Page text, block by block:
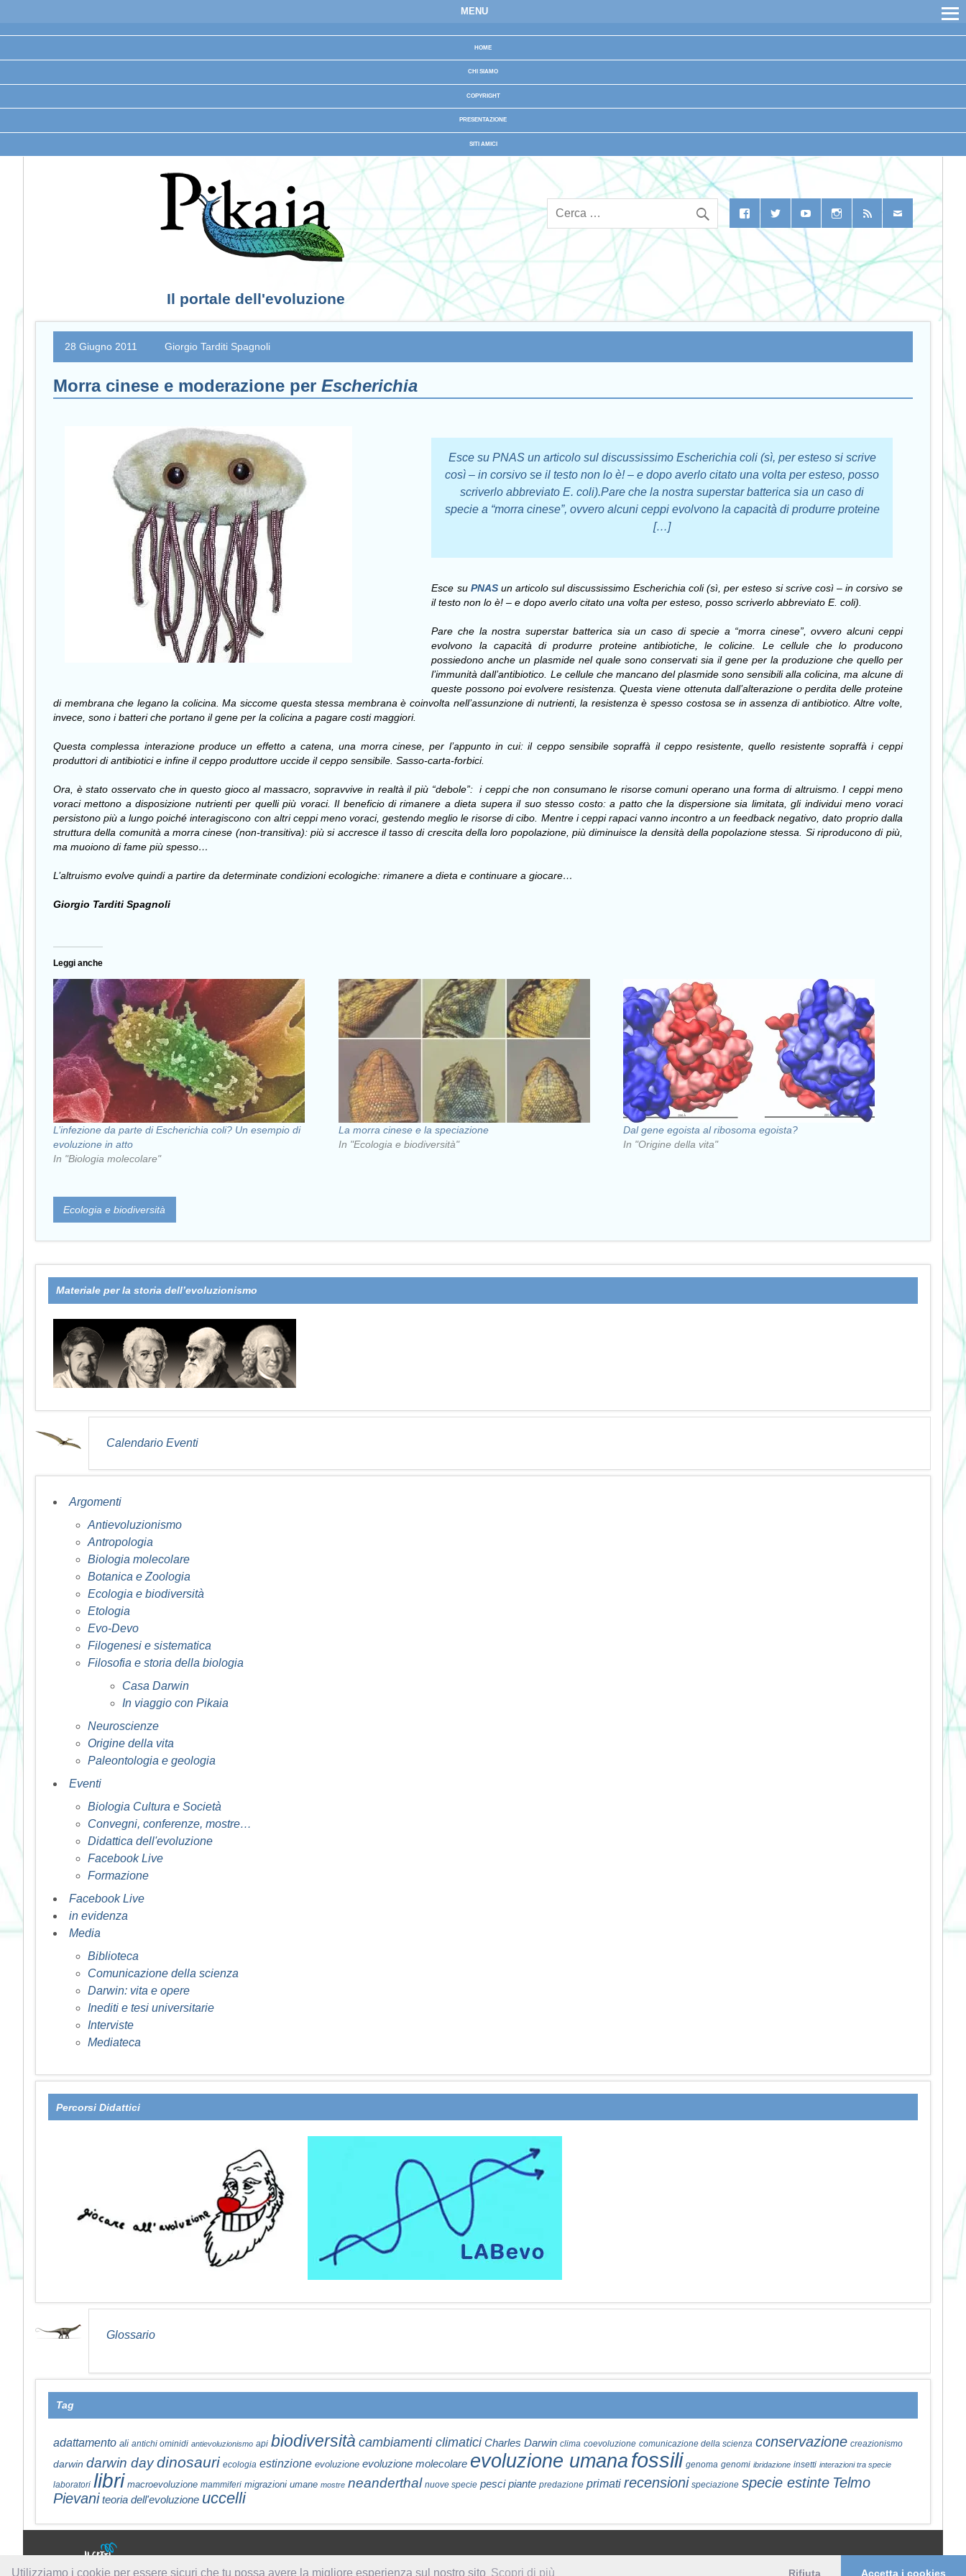
Utilizziamo i cookie per essere sicuri che tu possa avere la migliore esperienza sul nostro sito Scopri di più Rifiuta Accetta i cookies
MENU
HOME
CHI SIAMO
COPYRIGHT
PRESENTAZIONE
SITI AMICI
Il portale dell'evoluzione
28 Giugno 2011 Giorgio Tarditi Spagnoli
Morra cinese e moderazione per Escherichia
Esce su PNAS un articolo sul discussissimo Escherichia coli (sì, per esteso si scrive
così – in corsivo se il testo non lo è! – e dopo averlo citato una volta per esteso, posso
scriverlo abbreviato E. coli).Pare che la nostra superstar batterica sia un caso di
specie a “morra cinese”, ovvero alcuni ceppi evolvono la capacità di produrre proteine
[…]
Esce su PNAS un articolo sul discussissimo Escherichia coli(sì, per esteso si scrive così – in corsivo se
il testo non lo è! – e dopo averlo citato una volta per esteso, posso scriverlo abbreviatoE. coli).
Pare che la nostra superstar batterica sia un caso di specie a “morra cinese”, ovvero alcuni ceppi
evolvono la capacità di produrre proteine antibiotiche, le colicine. Le cellule che lo producono
possiedono anche un plasmide nel quale sono conservati sia il gene per la produzione che quello per
l’immunità dall’antibiotico. Le cellule che mancano del plasmide sono sensibili alla colicina, ma alcune di
queste possono poi evolvere resistenza. Questa viene ottenuta dall’alterazione o perdita delle proteine
di membrana che legano la colicina. Ma siccome questa stessa membrana è coinvolta nell’assunzione di nutrienti, la resistenza è spesso costosa se in assenza di antibiotico. Altre volte,
invece, sono i batteri che portano il gene per la colicina a pagare costi maggiori.
Questa complessa interazione produce un effetto a catena, una morra cinese, per l’appunto in cui: il ceppo sensibile sopraffà il ceppo resistente, quello resistente sopraffà i ceppi
produttori di antibiotici e infine il ceppo produttore uccide il ceppo sensibile. Sasso-carta-forbici.
Ora, è stato osservato che in questo gioco al massacro, sopravvive in realtà il più “debole”: i ceppi che non consumano le risorse comuni operano una forma di altruismo. I ceppi meno
voraci mettono a disposizione nutrienti per quelli più voraci. Il beneficio di rimanere a dieta supera il suo stesso costo: a patto che la dispersione sia limitata, gli individui meno voraci
persistono più a lungo poiché interagiscono con altri ceppi meno voraci, gestendo meglio le risorse di cibo. Mentre i ceppi rapaci vanno incontro a un feedback negativo, dato proprio dalla
struttura della comunità a morra cinese (non-transitiva): più si accresce il tasso di crescita della loro popolazione, più diminuisce la densità della popolazione stessa. Si riproducono di più,
ma muoiono di fame più spesso…
L’altruismo evolve quindi a partire da determinate condizioni ecologiche: rimanere a dieta e continuare a giocare…
Giorgio Tarditi Spagnoli
Leggi anche
L’infezione da parte di Escherichia coli? Un esempio di
evoluzione in atto
In "Biologia molecolare"
La morra cinese e la speciazione
In "Ecologia e biodiversità"
Dal gene egoista al ribosoma egoista?
In "Origine della vita"
Ecologia e biodiversità
Materiale per la storia dell’evoluzionismo
Calendario Eventi
Argomenti
Antievoluzionismo
Antropologia
Biologia molecolare
Botanica e Zoologia
Ecologia e biodiversità
Etologia
Evo-Devo
Filogenesi e sistematica
Filosofia e storia della biologia
Casa Darwin
In viaggio con Pikaia
Neuroscienze
Origine della vita
Paleontologia e geologia
Eventi
Biologia Cultura e Società
Convegni, conferenze, mostre…
Didattica dell'evoluzione
Facebook Live
Formazione
Facebook Live
in evidenza
Media
Biblioteca
Comunicazione della scienza
Darwin: vita e opere
Inediti e tesi universitarie
Interviste
Mediateca
Percorsi Didattici
Glossario
Tag
adattamento ali antichi ominidi antievoluzionismo api biodiversità cambiamenti climatici Charles Darwin clima coevoluzione comunicazione della scienza conservazione creazionismo
darwin darwin daydinosauri ecologia estinzione evoluzione evoluzione molecolare evoluzione umana fossili genoma genomi ibridazione insetti interazioni tra specie
laboratori libri macroevoluzione mammiferi migrazioni umane mostre neanderthal nuove specie pesci piante predazione primati recensioni speciazione specie estinte Telmo
Pievani teoria dell'evoluzione uccelli